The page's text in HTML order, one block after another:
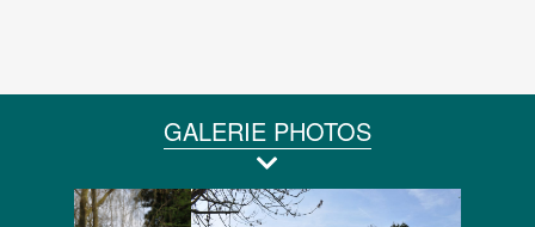
GALERIE PHOTOS